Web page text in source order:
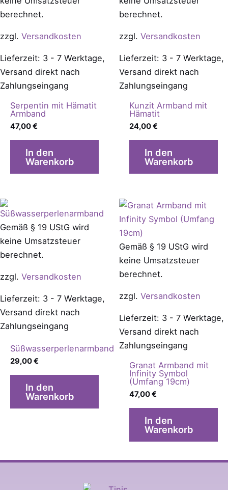
berechnet.
zzgl. Versandkosten
Lieferzeit: 3 - 7 Werktage,
Versand direkt nach
Zahlungseingang
Serpentin mit Hämatit
Armband
47,00€
In den
Warenkorb
berechnet.
zzgl. Versandkosten
Lieferzeit: 3 - 7 Werktage,
Versand direkt nach
Zahlungseingang
Kunzit Armband mit
Hämatit
24,00€
In den
Warenkorb
Gemäß § 19 UStG wird
keine Umsatzsteuer
berechnet.
zzgl. Versandkosten
Lieferzeit: 3 - 7 Werktage,
Versand direkt nach
Zahlungseingang
Süßwasserperlenarmband
29,00€
In den
Warenkorb
Gemäß § 19 UStG wird
keine Umsatzsteuer
berechnet.
zzgl. Versandkosten
Lieferzeit: 3 - 7 Werktage,
Versand direkt nach
Zahlungseingang
Granat Armband mit
Infinity Symbol
(Umfang 19cm)
47,00€
In den
Warenkorb